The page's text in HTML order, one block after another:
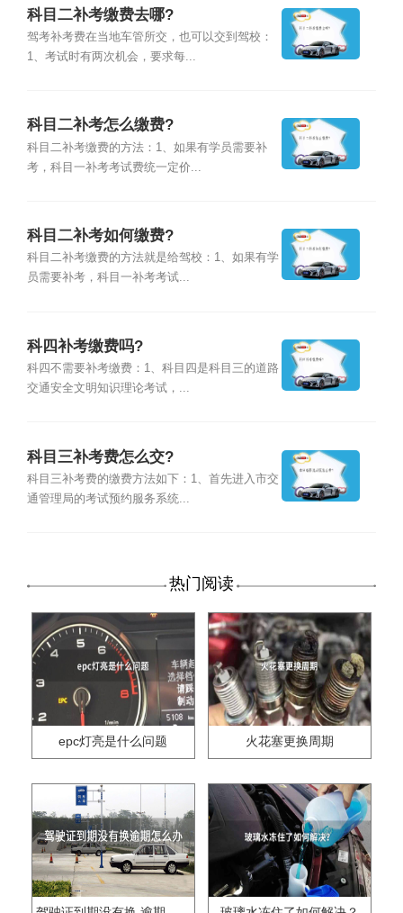
科目二补考缴费去哪?
驾考补考费在当地车管所交，也可以交到驾校：
1、考试时有两次机会，要求每...
科目二补考怎么缴费?
科目二补考缴费的方法：1、如果有学员需要补
考，科目一补考考试费统一定价...
科目二补考如何缴费?
科目二补考缴费的方法就是给驾校：1、如果有学
员需要补考，科目一补考考试...
科四补考缴费吗?
科四不需要补考缴费：1、科目四是科目三的道路
交通安全文明知识理论考试，...
科目三补考费怎么交?
科目三补考费的缴费方法如下：1、首先进入市交
通管理局的考试预约服务系统...
热门阅读
epc灯亮是什么问题 火花塞更换周期